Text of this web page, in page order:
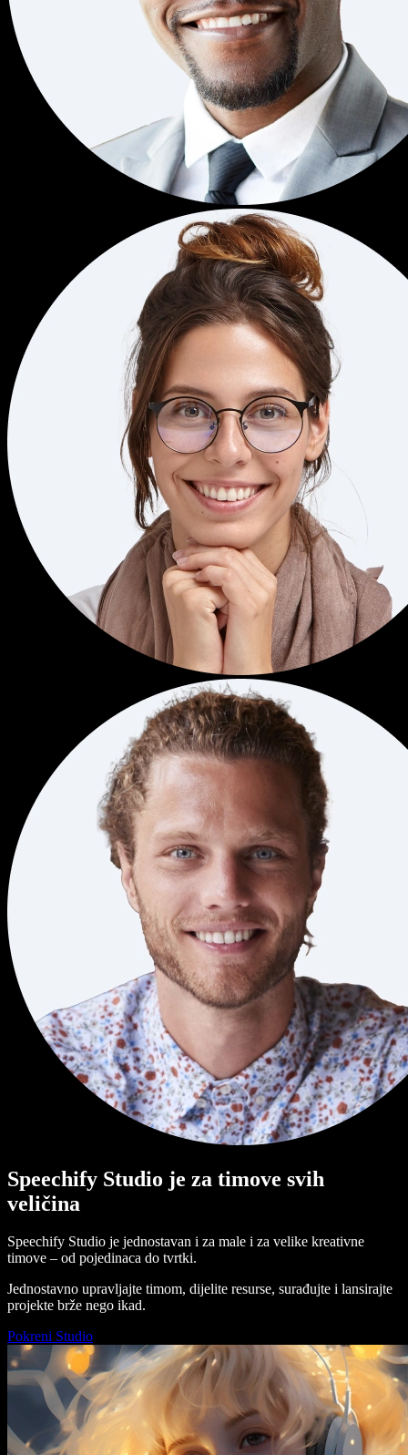
Speechify Studio je za timove svih
veličina
Speechify Studio je jednostavan i za male i za velike kreativne
timove – od pojedinaca do tvrtki.
Jednostavno upravljajte timom, dijelite resurse, surađujte i lansirajte
projekte brže nego ikad.
Pokreni Studio